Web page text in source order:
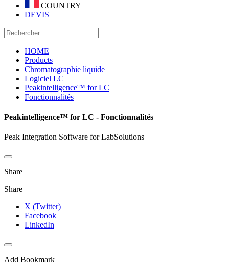
COUNTRY
DEVIS
HOME
Products
Chromatographie liquide
Logiciel LC
Peakintelligence™ for LC
Fonctionnalités
Peakintelligence™ for LC - Fonctionnalités
Peak Integration Software for LabSolutions
Share
Share
X (Twitter)
Facebook
LinkedIn
Add Bookmark